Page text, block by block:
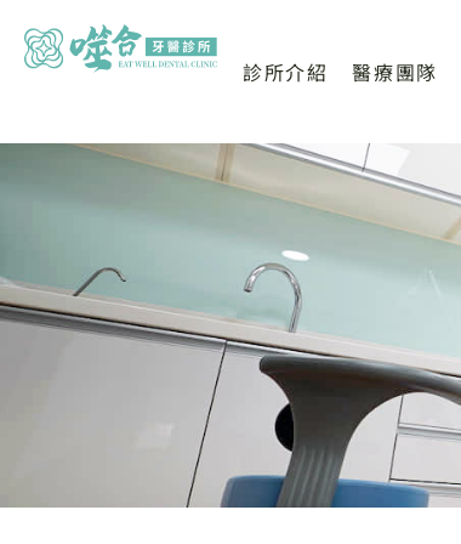
診所介紹 醫療團隊